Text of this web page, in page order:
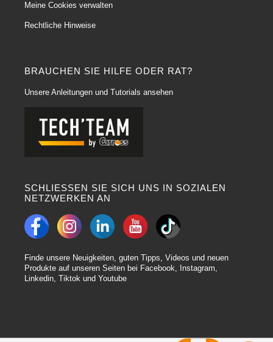
BRAUCHEN SIE HILFE ODER RAT?
Unsere Anleitungen und Tutorials ansehen
SCHLIESSEN SIE SICH UNS IN SOZIALEN
NETZWERKEN AN
Finde unsere Neuigkeiten, guten Tipps, Videos und neuen
Produkte auf unseren Seiten bei Facebook, Instagram,
Linkedin, Tiktok und Youtube
Meine Cookies verwalten
Rechtliche Hinweise